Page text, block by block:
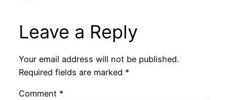
Leave a Reply
Your email address will not be published.
Required fields are marked *
Comment *